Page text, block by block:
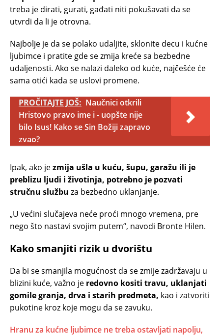
treba je dirati, gurati, gađati niti pokušavati da se
utvrdi da li je otrovna.
Najbolje je da se polako udaljite, sklonite decu i kućne
ljubimce i pratite gde se zmija kreće sa bezbedne
udaljenosti. Ako se nalazi daleko od kuće, najčešće će
sama otići kada se uslovi promene.
PROČITAJTE JOŠ: Naučnici otkrili
Hristovo pravo ime i - uopšte nije
bilo Isus! Kako se Sin Božiji zapravo
zvao?
Ipak, ako jezmija ušla u kuću, šupu, garažu ili je
preblizu ljudi i životinja, potrebno je pozvati
stručnu službu za bezbedno uklanjanje.
„U većini slučajeva neće proći mnogo vremena, pre
nego što nastavi svojim putem“, navodi Bronte Hilen.
Kako smanjiti rizik u dvorištu
Da bi se smanjila mogućnost da se zmije zadržavaju u
blizini kuće, važno je redovno kositi travu, uklanjati
gomile granja, drva i starih predmeta, kao i zatvoriti
pukotine kroz koje mogu da se zavuku.
Hranu za kućne ljubimce ne treba ostavljati napolju,